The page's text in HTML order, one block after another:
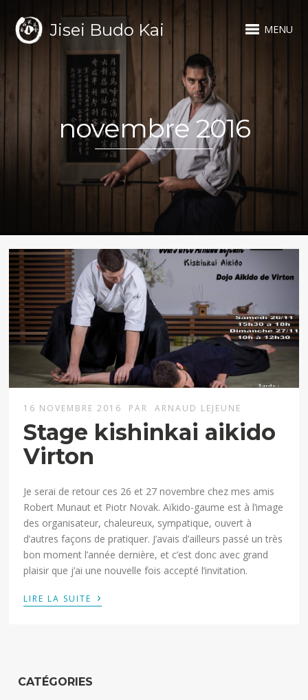
Jisei Budo Kai MENU
novembre 2016
16 NOVEMBRE 2016 PAR ARNAUD LEJEUNE
Stage kishinkai aikido
Virton
Je serai de retour ces 26 et 27 novembre chez mes amis
Robert Munaut et Piotr Novak. Aïkido-gaume est à l’image
des organisateur, chaleureux, sympatique, ouvert à
d’autres façons de pratiquer. J’avais d’ailleurs passé un très
bon moment l’année dernière, et c’est donc avec grand
plaisir que j’ai une nouvelle fois accepté l’invitation.
LIRE LA SUITE ›
CATÉGORIES